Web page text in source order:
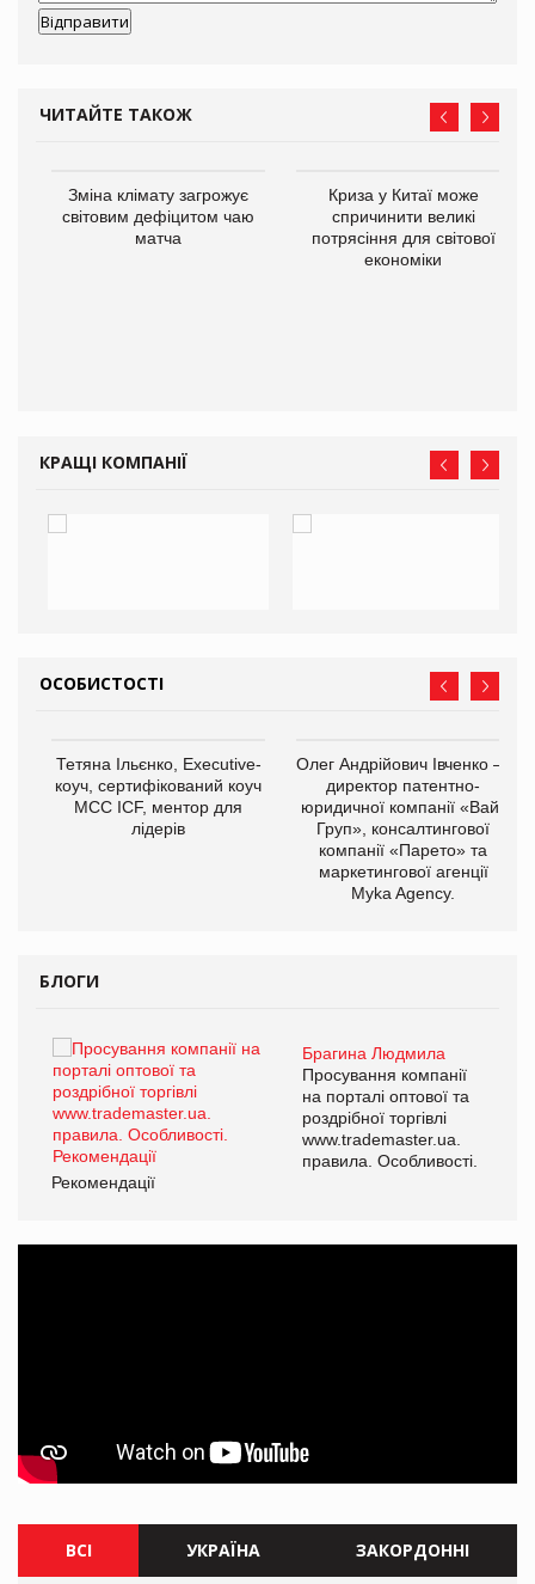
ЧИТАЙТЕ ТАКОЖ
Зміна клімату загрожує
світовим дефіцитом чаю
матча
Криза у Китаї може
спричинити великі
потрясіння для світової
економіки
КРАЩІ КОМПАНІЇ
ОСОБИСТОСТІ
Тетяна Ільєнко, Executive-
коуч, сертифікований коуч
МСС ICF, ментор для
лідерів
Олег Андрійович Івченко —
директор патентно-
юридичної компанії «Вайз
Груп», консалтингової
компанії «Парето» та
маркетингової агенції
Myka Agency.
БЛОГИ
Брагина Людмила
Просування компанії
на порталі оптової та
роздрібної торгівлі
www.trademaster.ua.
правила. Особливості.
Рекомендації
ВСІ УКРАЇНА ЗАКОРДОННІ